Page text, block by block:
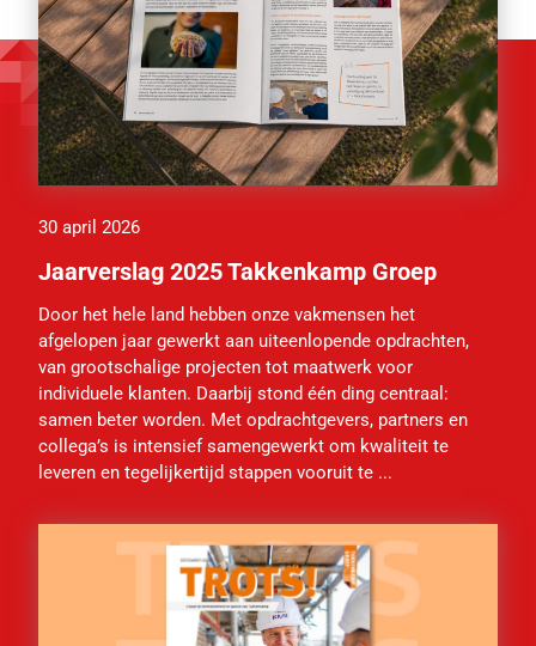
30 april 2026
Jaarverslag 2025 Takkenkamp Groep
Door het hele land hebben onze vakmensen het
afgelopen jaar gewerkt aan uiteenlopende opdrachten,
van grootschalige projecten tot maatwerk voor
individuele klanten. Daarbij stond één ding centraal:
samen beter worden. Met opdrachtgevers, partners en
collega’s is intensief samengewerkt om kwaliteit te
leveren en tegelijkertijd stappen vooruit te ...